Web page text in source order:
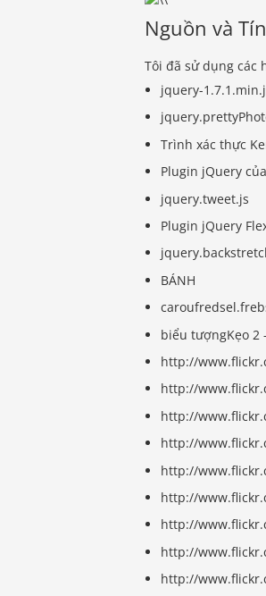
Nguồn và
Tôi đã sử dụng các
jquery-
Trình xác thực
Plugin jQuery
jquery.tweet.js
Plugin jQuery
BÁNH
biểu tượngKẹo 2
http://
http://
http://
http://
http://
http://
http://
http://
http://